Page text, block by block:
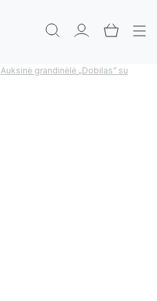
Auksinė grandinėlė „Dobilas” su